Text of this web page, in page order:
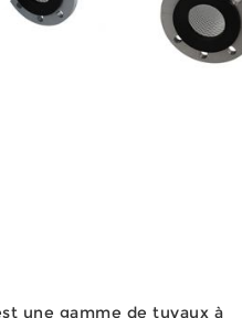
une gamme de tuyaux à